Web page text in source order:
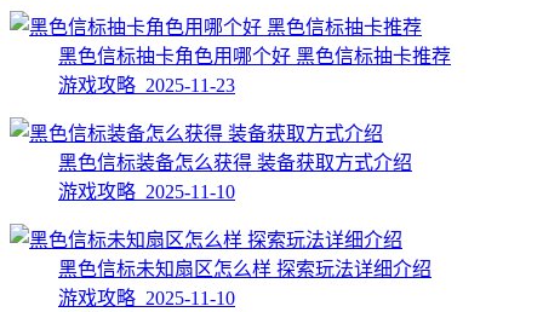
黑色信标抽卡角色用哪个好 黑色信标抽卡推荐
游戏攻略 2025-11-23
黑色信标装备怎么获得 装备获取方式介绍
游戏攻略 2025-11-10
黑色信标未知扇区怎么样 探索玩法详细介绍
游戏攻略 2025-11-10